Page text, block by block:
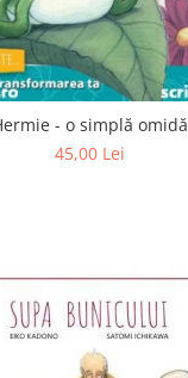
- o simplă omidă
45,00 Lei